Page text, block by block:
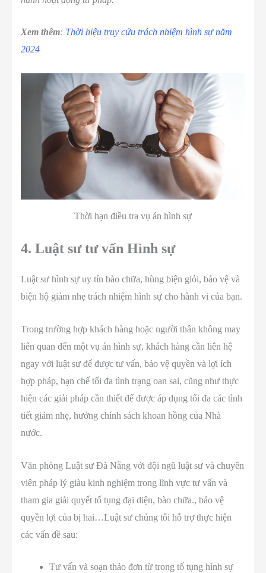
Xem thêm: Thời hiệu truy cứu trách nhiệm hình sự năm
2024
Thời hạn điều tra vụ án hình sự
4. Luật sư tư vấn Hình sự
Luật sư hình sự uy tín bào chữa, hùng biện giỏi, bảo vệ và
biện hộ giảm nhẹ trách nhiệm hình sự cho hành vi của bạn.
Trong trường hợp khách hàng hoặc người thân không may
liên quan đến một vụ án hình sự, khách hàng cần liên hệ
ngay với luật sư để được tư vấn, bảo vệ quyền và lợi ích
hợp pháp, hạn chế tối đa tình trạng oan sai, cũng như thực
hiện các giải pháp cần thiết để được áp dụng tối đa các tình
tiết giảm nhẹ, hưởng chính sách khoan hồng của Nhà
nước.
Văn phòng Luật sư Đà Nẵng với đội ngũ luật sư và chuyên
viên pháp lý giàu kinh nghiệm trong lĩnh vực tư vấn và
tham gia giải quyết tố tụng đại diện, bào chữa., bảo vệ
quyền lợi của bị hai…Luật sư chúng tôi hỗ trợ thực hiện
các vấn đề sau:
Tư vấn và soạn thảo đơn từ trong tố tụng hình sự